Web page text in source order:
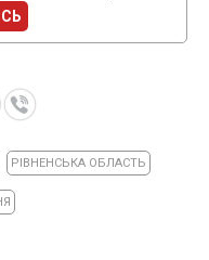
РІВНЕНСЬКА ОБЛАСТЬ